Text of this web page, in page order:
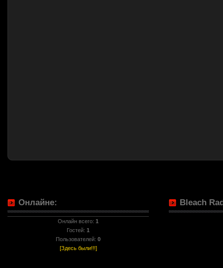
Онлайне:
Онлайн всего: 1
Гостей: 1
Пользователей: 0
[Здесь были!!!]
Bleach